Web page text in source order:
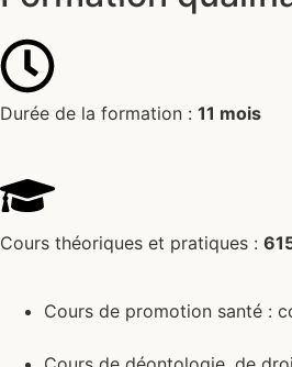
Durée de la formation : 11 mois
Cours théoriques et pratiques :
Cours de promotion santé :